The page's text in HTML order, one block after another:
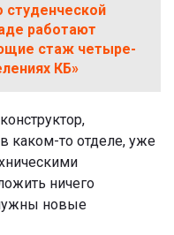
работают
стаж четыре-
КБ»
каком-то отделе, уже
ничего
новые